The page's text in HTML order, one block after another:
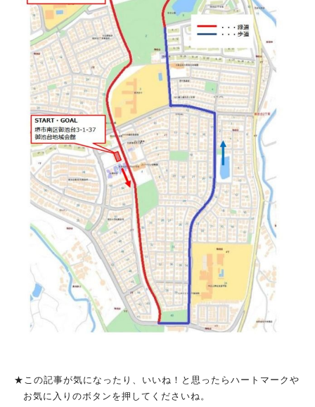
★この記事が気になったり、いいね！と思ったらハートマークや
お気に入りのボタンを押してくださいね。